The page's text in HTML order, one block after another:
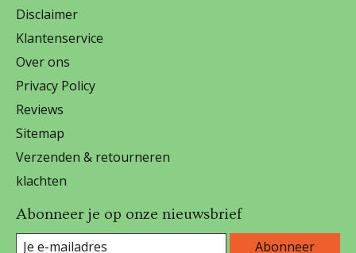
Disclaimer
Klantenservice
Over ons
Privacy Policy
Reviews
Sitemap
Verzenden & retourneren
klachten
Abonneer je op onze nieuwsbrief
Abonneer